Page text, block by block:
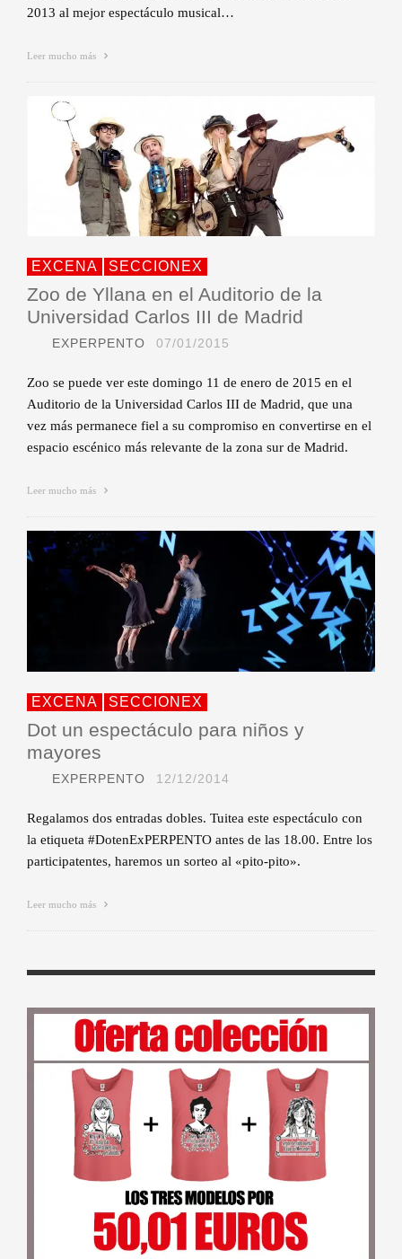
2013 al mejor espectáculo musical…
Leer mucho más
EXCENA SECCIONEX
Zoo de Yllana en el Auditorio de la
Universidad Carlos III de Madrid
EXPERPENTO 07/01/2015
Zoo se puede ver este domingo 11 de enero de 2015 en el
Auditorio de la Universidad Carlos III de Madrid, que una
vez más permanece fiel a su compromiso en convertirse en el
espacio escénico más relevante de la zona sur de Madrid.
Leer mucho más
EXCENA SECCIONEX
Dot un espectáculo para niños y
mayores
EXPERPENTO 12/12/2014
Regalamos dos entradas dobles. Tuitea este espectáculo con
la etiqueta #DotenExPERPENTO antes de las 18.00. Entre los
participatentes, haremos un sorteo al «pito-pito».
Leer mucho más